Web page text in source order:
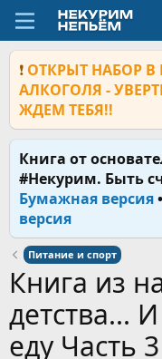
❗ ОТКРЫТ НАБОР
АЛКОГОЛЯ -
ЖДЕМ ТЕБЯ!!
Книга от
#Некурим. Быть
Бумажная версия•
версия
Питание и спорт
Книга из
детства...
еду Часть 3